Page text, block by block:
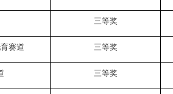
三等奖
赛道 三等奖
三等奖